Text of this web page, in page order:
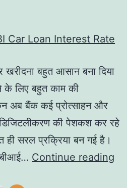
बहुत आसान बना दिया
लिए बहुत काम की
अब बैंक कई प्रोत्साहन और
की पेशकश कर रहे
सरल प्रक्रिया बन गई है।
Continue reading